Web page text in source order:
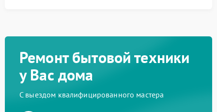
Ремонт бытовой техники
у Вас дома
С выездом квалифицированного мастера